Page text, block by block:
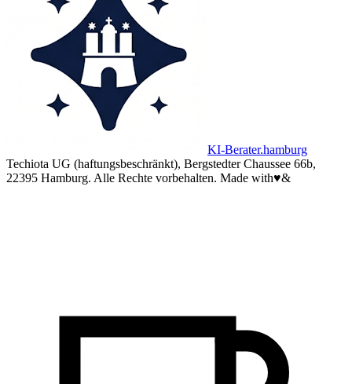
KI-Berater.hamburg
Techiota UG (haftungsbeschränkt), Bergstedter Chaussee 66b,
22395 Hamburg. Alle Rechte vorbehalten. Made with♥&